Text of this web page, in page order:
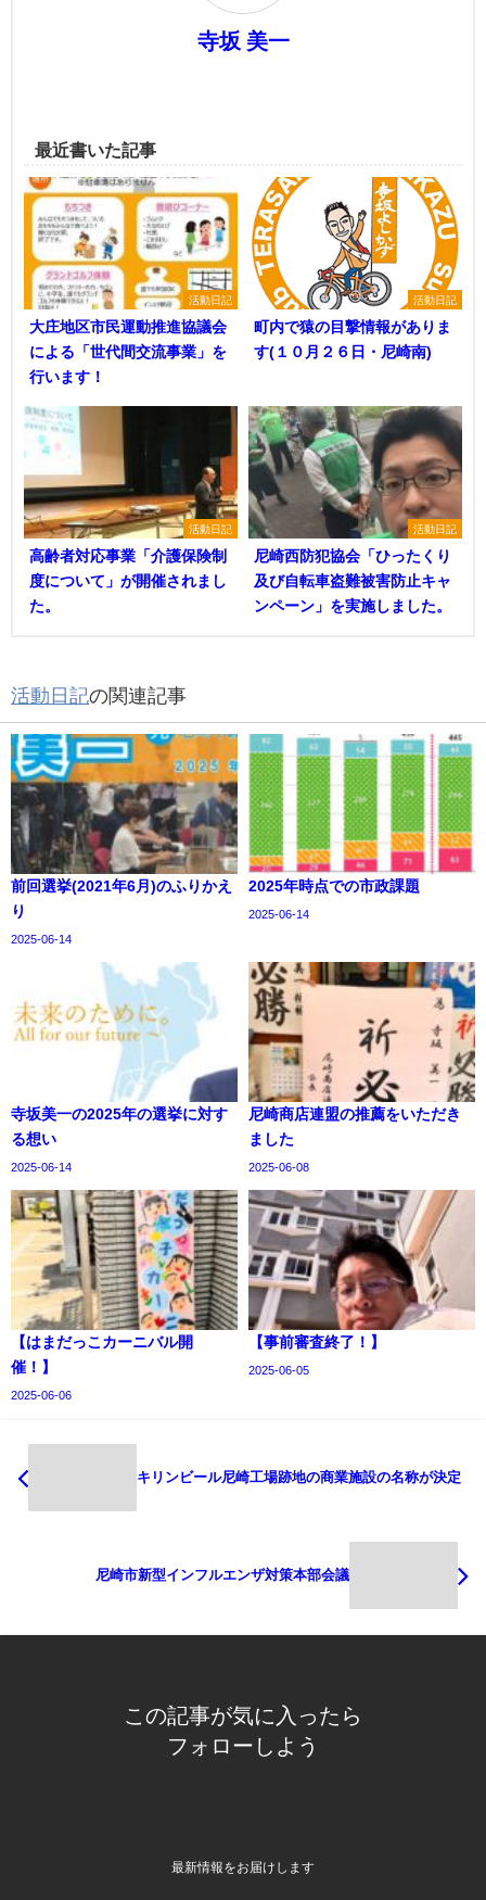
寺坂 美一
最近書いた記事
活動日記
大庄地区市民運動推進協議会
による「世代間交流事業」を
行います！
活動日記
町内で猿の目撃情報がありま
す(１０月２６日・尼崎南)
活動日記
高齢者対応事業「介護保険制
度について」が開催されまし
た。
活動日記
尼崎西防犯協会「ひったくり
及び自転車盗難被害防止キャ
ンペーン」を実施しました。
活動日記の関連記事
前回選挙(2021年6月)のふりかえ
り
2025-06-14
2025年時点での市政課題
2025-06-14
寺坂美一の2025年の選挙に対す
る想い
2025-06-14
尼崎商店連盟の推薦をいただき
ました
2025-06-08
【はまだっこカーニバル開
催！】
2025-06-06
【事前審査終了！】
2025-06-05
キリンビール尼崎工場跡地の商業施設の名称が決定
尼崎市新型インフルエンザ対策本部会議
この記事が気に入ったら
フォローしよう
最新情報をお届けします